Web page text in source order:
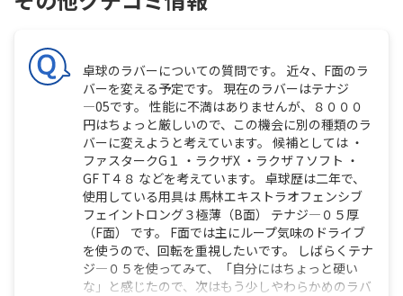
卓球のラバーについての質問です。 近々、F面のラ
バーを変える予定です。 現在のラバーはテナジ
―05です。 性能に不満はありませんが、８０００
円はちょっと厳しいので、この機会に別の種類のラ
バーに変えようと考えています。 候補としては ・
ファスタークG１ ・ラクザX ・ラクザ７ソフト ・
GF T４８ などを考えています。 卓球歴は二年で、
使用している用具は 馬林エキストラオフェンシブ
フェイントロング３極薄（B面） テナジ―０５厚
（F面） です。 F面では主にループ気味のドライブ
を使うので、回転を重視したいです。 しばらくテナ
ジ―０５を使ってみて、「自分にはちょっと硬い
な」と感じたので、次はもう少しやわらかめのラバ